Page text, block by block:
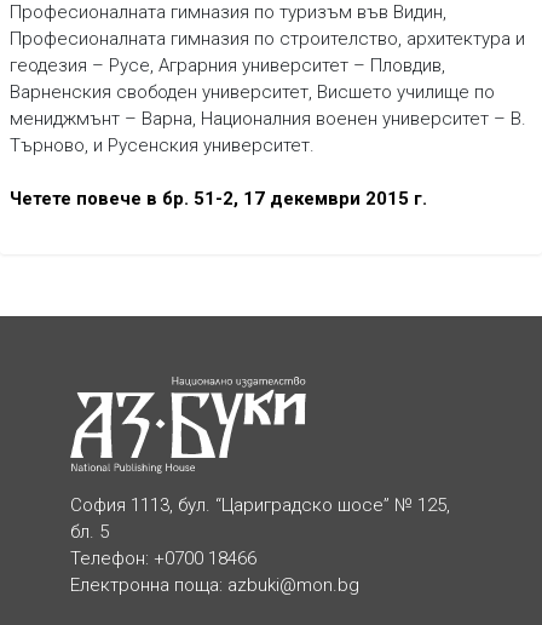
Професионалната гимназия по туризъм във Видин,
Професионалната гимназия по строителство, архитектура и
геодезия – Русе, Аграрния университет – Пловдив,
Варненския свободен университет, Висшето училище по
мениджмънт – Варна, Националния военен университет – В.
Търново, и Русенския университет.
Четете повече в бр. 51-2, 17 декември 2015 г.
София 1113, бул. “Цариградско шосе” № 125,
бл. 5
Телефон: +0700 18466
Електронна поща: azbuki@mon.bg